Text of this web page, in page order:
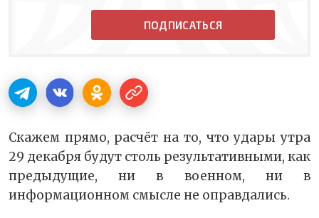
ПОДПИСАТЬСЯ
Скажем прямо, расчёт на то, что удары утра
29 декабря будут столь результативными, как
предыдущие, ни в военном, ни в
информационном смысле не оправдались.